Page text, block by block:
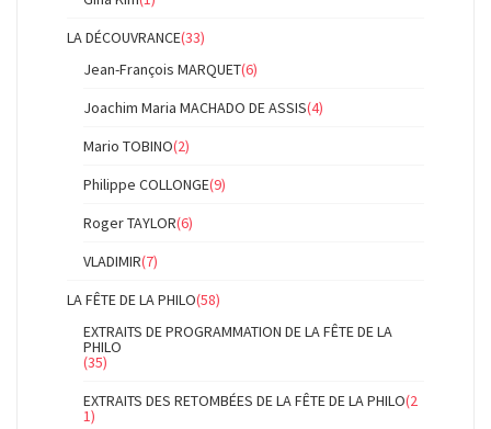
LA DÉCOUVRANCE(33)
Jean-François MARQUET(6)
Joachim Maria MACHADO DE ASSIS(4)
Mario TOBINO(2)
Philippe COLLONGE(9)
Roger TAYLOR(6)
VLADIMIR(7)
LA FÊTE DE LA PHILO(58)
EXTRAITS DE PROGRAMMATION DE LA FÊTE DE LA
PHILO
(35)
EXTRAITS DES RETOMBÉES DE LA FÊTE DE LA PHILO(2
1)